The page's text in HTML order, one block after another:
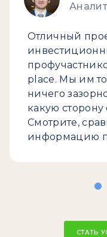
Отличный
place. Мы им
ничего
какую сторону
Смотрите,
информацию
СТАТЬ